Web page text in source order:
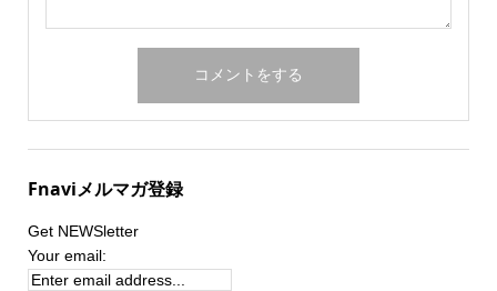
Fnaviメルマガ登録
Get NEWSletter
Your email: